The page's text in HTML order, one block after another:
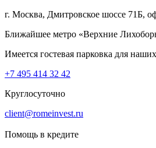
г. Москва, Дмитровское шоссе 71Б,
Ближайшее метро «Верхние
Имеется гостевая парковка для
+7 495 414 32 42
Круглосуточно
client@romeinvest.ru
Помощь в кредите